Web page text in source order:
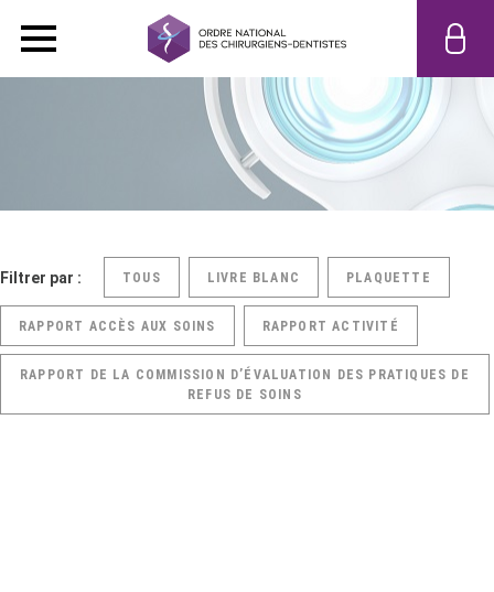
Filtrer par : TOUS LIVRE BLANC PLAQUETTE
RAPPORT ACCÈS AUX SOINS RAPPORT ACTIVITÉ
RAPPORT DE LA COMMISSION D’ÉVALUATION DES PRATIQUES DE
REFUS DE SOINS